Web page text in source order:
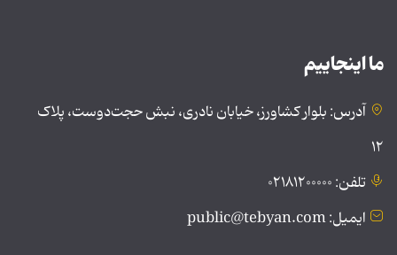
ما اینجاییم
آدرس: بلوار کشاورز، خیابان نادری، نبش حجت‌دوست، پلاک
۱۲
تلفن: ۰۲۱۸۱۲۰۰۰۰۰
ایمیل: public@tebyan.com